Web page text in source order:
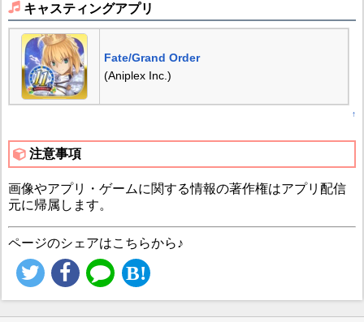
キャスティングアプリ
Fate/Grand Order
(Aniplex Inc.)
↑
注意事項
画像やアプリ・ゲームに関する情報の著作権はアプリ配信
元に帰属します。
ページのシェアはこちらから♪